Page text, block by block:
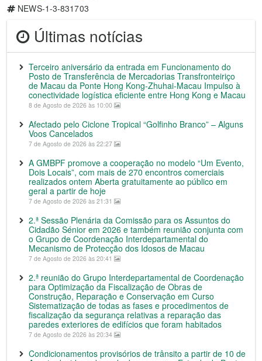
NEWS-1-3-831703
Últimas notícias
Terceiro aniversário da entrada em Funcionamento do
Posto de Transferência de Mercadorias Transfronteiriço
de Macau da Ponte Hong Kong-Zhuhai-Macau Impulso à
conectividade logística eficiente entre Hong Kong e Macau
8 de Agosto de 2026 às 10:00
Afectado pelo Ciclone Tropical “Golfinho Branco” – Alguns
Voos Cancelados
7 de Agosto de 2026 às 22:27
A GMBPF promove a cooperação no modelo “Um Evento,
Dois Locais”, com mais de 270 encontros comerciais
realizados ontem Aberta gratuitamente ao público em
geral a partir de hoje
7 de Agosto de 2026 às 21:31
2.ª Sessão Plenária da Comissão para os Assuntos do
Cidadão Sénior em 2026 e também reunião conjunta com
o Grupo de Coordenação Interdepartamental do
Mecanismo de Protecção dos Idosos de Macau
7 de Agosto de 2026 às 20:41
2.ª reunião do Grupo Interdepartamental de Coordenação
para Optimização da Fiscalização de Obras de
Construção, Reparação e Conservação em Curso
Sistematização de todas as fases e procedimentos de
fiscalização da segurança relativas a reparação das
paredes exteriores de edifícios que foram habitados
7 de Agosto de 2026 às 20:34
Condicionamentos provisórios de trânsito a partir de 10 de